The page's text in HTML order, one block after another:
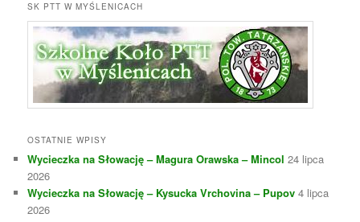
SK PTT W MYŚLENICACH
OSTATNIE WPISY
Wycieczka na Słowację – Magura Orawska – Mincol 24 lipca
2026
Wycieczka na Słowację – Kysucka Vrchovina – Pupov 4 lipca
2026